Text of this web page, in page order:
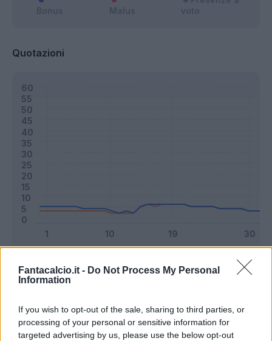
Fantacalcio.it - Do Not Process My Personal
Information
If you wish to opt-out of the sale, sharing to third parties, or
processing of your personal or sensitive information for
targeted advertising by us, please use the below opt-out
Quotazioni
Riepilogo stagione
Titolare 6 - 15